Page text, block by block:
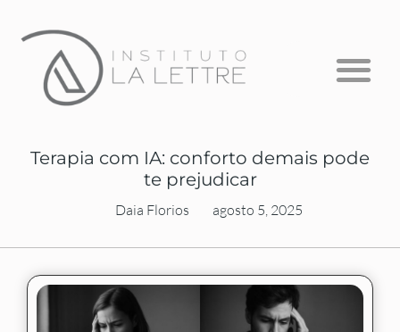
Terapia com IA: conforto demais pode
te prejudicar
Daia Florios agosto 5, 2025